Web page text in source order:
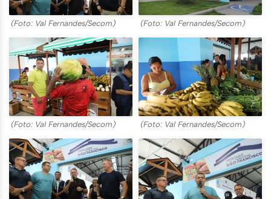
(Foto: Val Fernandes/Secom) (Foto: Val Fernandes/Secom)
(Foto: Val Fernandes/Secom) (Foto: Val Fernandes/Secom)